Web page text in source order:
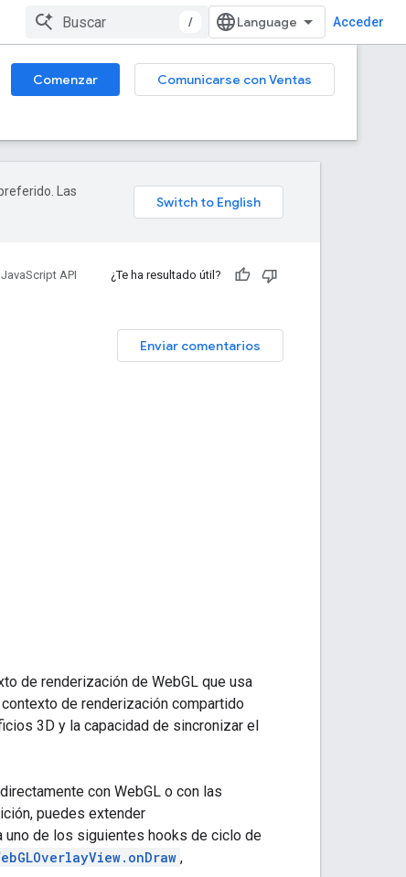
/ Acceder
Comenzar
Comunicarse con Ventas
Las
API
¿Te ha resultado útil?
Enviar comentarios
de renderización de WebGL que usa
de renderización compartido
3D y la capacidad de sincronizar el
con WebGL o con las
puedes extender
uno de los siguientes hooks de ciclo de
,